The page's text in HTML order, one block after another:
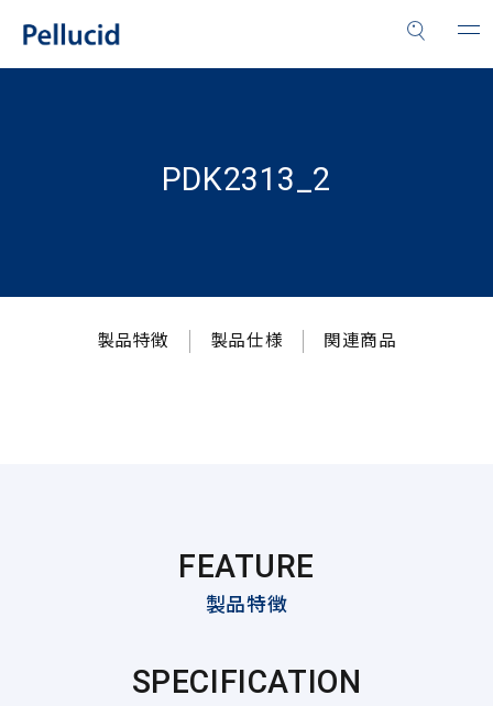
PDK2313_2
製品特徴 製品仕様 関連商品
FEATURE
製品特徴
SPECIFICATION